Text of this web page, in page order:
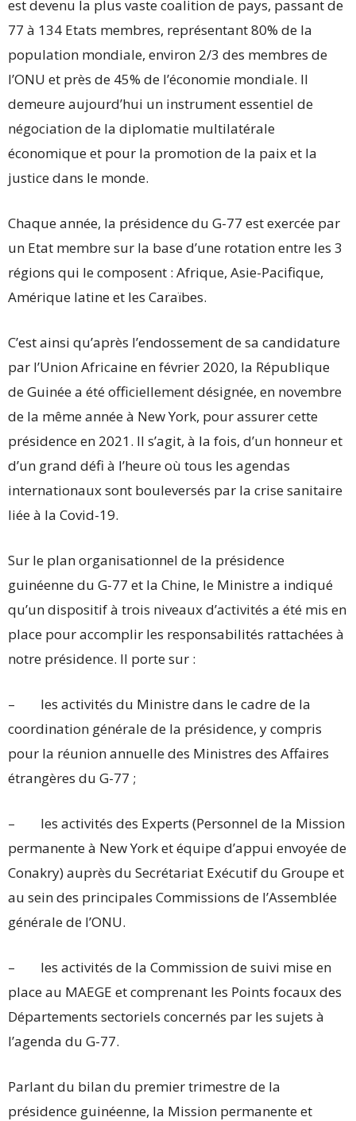
est devenu la plus vaste coalition de pays, passant de
77 à 134 Etats membres, représentant 80% de la
population mondiale, environ 2/3 des membres de
l’ONU et près de 45% de l’économie mondiale. Il
demeure aujourd’hui un instrument essentiel de
négociation de la diplomatie multilatérale
économique et pour la promotion de la paix et la
justice dans le monde.
Chaque année, la présidence du G-77 est exercée par
un Etat membre sur la base d’une rotation entre les 3
régions qui le composent : Afrique, Asie-Pacifique,
Amérique latine et les Caraïbes.
C’est ainsi qu’après l’endossement de sa candidature
par l’Union Africaine en février 2020, la République
de Guinée a été officiellement désignée, en novembre
de la même année à New York, pour assurer cette
présidence en 2021. Il s’agit, à la fois, d’un honneur et
d’un grand défi à l’heure où tous les agendas
internationaux sont bouleversés par la crise sanitaire
liée à la Covid-19.
Sur le plan organisationnel de la présidence
guinéenne du G-77 et la Chine, le Ministre a indiqué
qu’un dispositif à trois niveaux d’activités a été mis en
place pour accomplir les responsabilités rattachées à
notre présidence. Il porte sur :
– les activités du Ministre dans le cadre de la
coordination générale de la présidence, y compris
pour la réunion annuelle des Ministres des Affaires
étrangères du G-77 ;
– les activités des Experts (Personnel de la Mission
permanente à New York et équipe d’appui envoyée de
Conakry) auprès du Secrétariat Exécutif du Groupe et
au sein des principales Commissions de l’Assemblée
générale de l’ONU.
– les activités de la Commission de suivi mise en
place au MAEGE et comprenant les Points focaux des
Départements sectoriels concernés par les sujets à
l’agenda du G-77.
Parlant du bilan du premier trimestre de la
présidence guinéenne, la Mission permanente et